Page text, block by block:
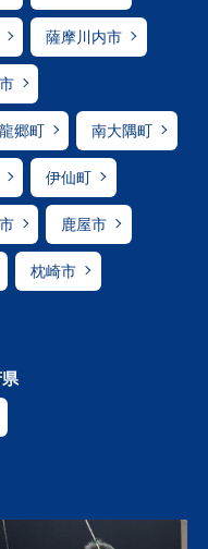
薩摩川内市
龍郷町 南大隅町
伊仙町
鹿屋市
枕崎市